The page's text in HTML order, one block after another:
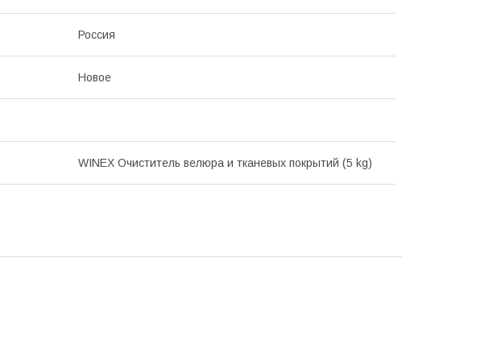
Россия
Новое
WINEX Очиститель велюра и тканевых покрытий (5 kg)